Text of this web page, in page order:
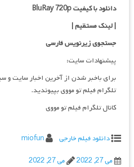
دانلود با کیفیت BluRay 720p
|لینک مستقیم|
جستجوی زیرنویس فارسی
پیشنهادات سایت:
برای باخبر شدن از آخرین اخبار سایت و
تلگرام فیلم تو مووی بپیوندید.
کانال تلگرام فیلم تو مووی
دانلود فیلم خارجی
miofun
می 27, 2022
می 27, 2022